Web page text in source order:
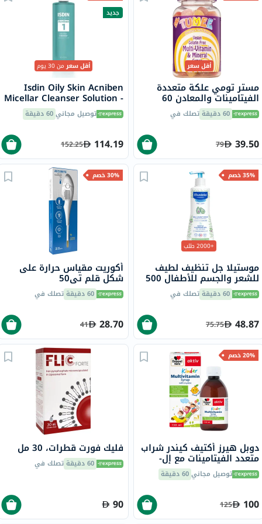
أقل سعر
مستر تومي علكة متعددة
الفيتامينات والمعادن 60
قطعة 60 دقيقة تصلك في
39.50
79
جديد
أقل سعرمن 30 يوم
Isdin Oily Skin Acniben
Micellar Cleanser Solution -
400mlتوصيل مجاني60 دقيقة
114.19
152.25
35% خصم
+2000 طلب
موستيلا جل تنظيف لطيف
للشعر والجسم للأطفال 500
مل 60 دقيقة تصلك في
48.87
75.75
30% خصم
أكوريت مقياس حرارة على
شكل قلم تي50
60 دقيقة تصلك في
28.70
41
20% خصم
دوبل هيرز أكتيف كيندر شراب
متعدد الفيتامينات مع إل-
ليسين 150 ملتوصيل مجاني60 دقيقة
100
125
فليك فورت قطرات، 30 مل
60 دقيقة تصلك في
90